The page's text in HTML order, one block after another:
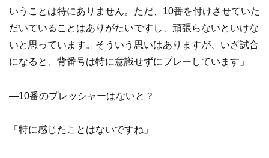
いうことは特にありません。ただ、10番を付けさせていた
だいていることはありがたいですし、頑張らないといけな
いと思っています。そういう思いはありますが、いざ試合
になると、背番号は特に意識せずにプレーしています」
―10番のプレッシャーはないと？
「特に感じたことはないですね」